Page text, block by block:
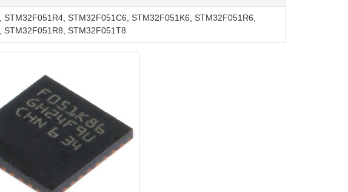
STM32F051C6, STM32F051K6, STM32F051R6,
STM32F051T8